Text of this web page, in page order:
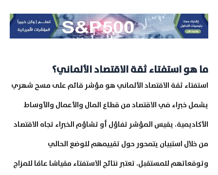
ما هو استفتاء ثقة الاقتصاد الألماني؟
استفتاء ثقة الاقتصاد الألماني هو مؤشر قائم على مسح شهري
يشمل خبراء في الاقتصاد من قطاع المال والأعمال والأوساط
الأكاديمية. يقيس المؤشر تفاؤل أو تشاؤم الخبراء تجاه الاقتصاد
من خلال استبيان يتمحور حول تقييمهم للوضع الحالي
وتوقعاتهم للمستقبل. تعتبر نتائج الاستفتاء مقياسًا عامًا للمزاج